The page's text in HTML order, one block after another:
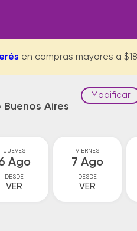
en compras mayores a
Buenos Aires
Modificar
JUEVES
Ago
DESDE
VER
VIERNES
7 Ago
DESDE
VER